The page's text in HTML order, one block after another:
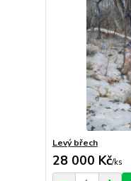
Levý břech
28 000 Kč/ks